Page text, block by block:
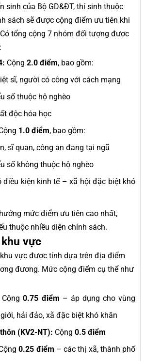
sinh của Bộ GD&ĐT, thí sinh thuộc
sách sẽ được cộng điểm ưu tiên khi
tổng cộng 7 nhóm đối tượng được
Cộng 2.0 điểm, bao gồm:
sĩ, người có công với cách mạng
số thuộc hộ nghèo
độc hóa học
1.0 điểm, bao gồm:
sĩ quan, công an đang tại ngũ
số không thuộc hộ nghèo
điều kiện kinh tế – xã hội đặc biệt khó
mức điểm ưu tiên cao nhất,
thuộc nhiều diện chính sách.
vực
vực được tính dựa trên địa điểm
đương. Mức cộng điểm cụ thể như
Cộng0.75 điểm – áp dụng cho vùng
hải đảo, xã đặc biệt khó khăn
(KV2-NT): Cộng 0.5 điểm
0.25 điểm – các thị xã, thành phố